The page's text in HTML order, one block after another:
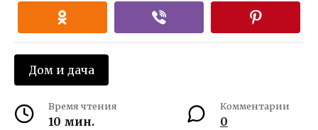
Дом и дача
Время чтения
10 мин.
Комментарии
0